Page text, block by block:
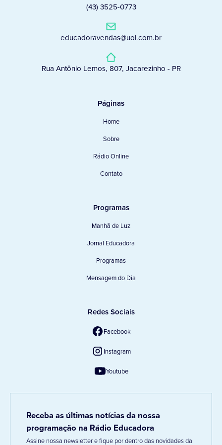
(43) 3525-0773
educadoravendas@uol.com.br
Rua Antônio Lemos, 807, Jacarezinho - PR
Páginas
Home
Sobre
Rádio Online
Contato
Programas
Manhã de Luz
Jornal Educadora
Programas
Mensagem do Dia
Redes Sociais
Facebook
Instagram
Youtube
Receba as últimas notícias da nossa
programação na Rádio Educadora
Assine nossa newsletter e fique por dentro das novidades da